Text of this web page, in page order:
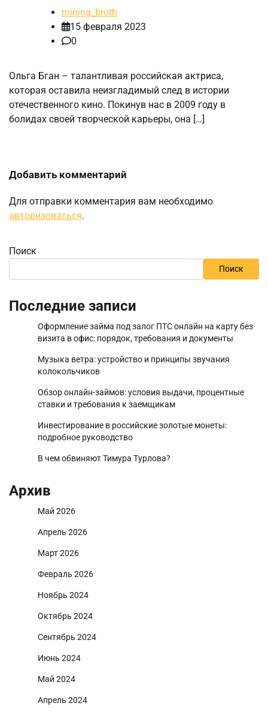
mining_broth
15 февраля 2023
0
Ольга Бган – талантливая российская актриса,
которая оставила неизгладимый след в истории
отечественного кино. Покинув нас в 2009 году в
болидах своей творческой карьеры, она […]
Добавить комментарий
Для отправки комментария вам необходимо
авторизоваться.
Поиск
Поиск
Последние записи
Оформление займа под залог ПТС онлайн на карту без
визита в офис: порядок, требования и документы
Музыка ветра: устройство и принципы звучания
колокольчиков
Обзор онлайн-займов: условия выдачи, процентные
ставки и требования к заемщикам
Инвестирование в российские золотые монеты:
подробное руководство
В чем обвиняют Тимура Турлова?
Архив
Май 2026
Апрель 2026
Март 2026
Февраль 2026
Ноябрь 2024
Октябрь 2024
Сентябрь 2024
Июнь 2024
Май 2024
Апрель 2024